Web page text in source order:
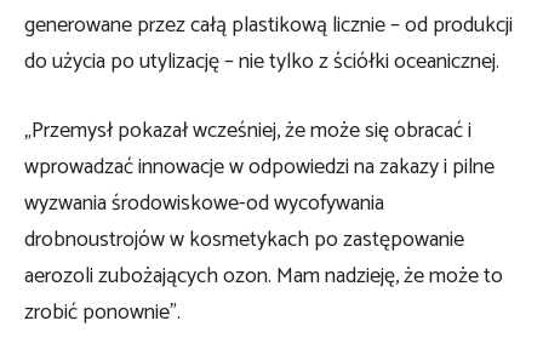
generowane przez całą plastikową licznie – od produkcji
do użycia po utylizację – nie tylko z ściółki oceanicznej.
„Przemysł pokazał wcześniej, że może się obracać i
wprowadzać innowacje w odpowiedzi na zakazy i pilne
wyzwania środowiskowe-od wycofywania
drobnoustrojów w kosmetykach po zastępowanie
aerozoli zubożających ozon. Mam nadzieję, że może to
zrobić ponownie”.